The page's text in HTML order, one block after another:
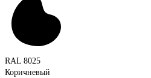
RAL 8025
Коричневый